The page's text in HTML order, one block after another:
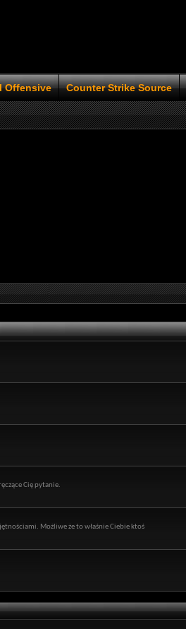
Offensive Counter Strike Source
Cię pytanie.
Możliwe że to właśnie Ciebie ktoś